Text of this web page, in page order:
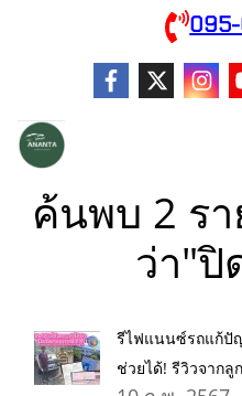
095-
ค้นพบ 2 ร
ว่า"
รีไฟแนนซ์รถแก้ปั
ช่วยได้! รีวิวจากลู